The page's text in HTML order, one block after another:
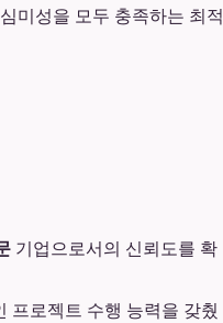
미성을 모두 충족하는 최적
기업으로서의 신뢰도를 확
프로젝트 수행 능력을 갖췄